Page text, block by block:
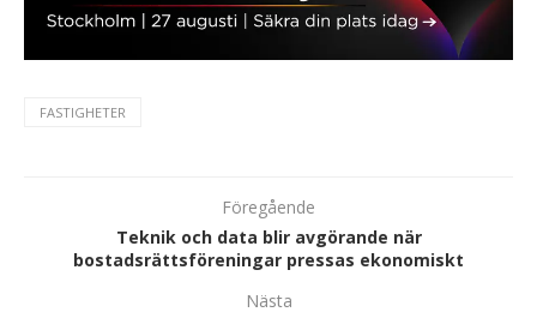
FASTIGHETER
Föregående
Teknik och data blir avgörande när
bostadsrättsföreningar pressas ekonomiskt
Nästa